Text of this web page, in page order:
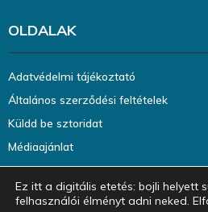
OLDALAK
Adatvédelmi tájékoztató
Általános szerződési feltételek
Küldd be sztoridat
Médiaajánlat
Ez itt a digitális etetés: bojli helyett
felhasználói élményt adni neked.